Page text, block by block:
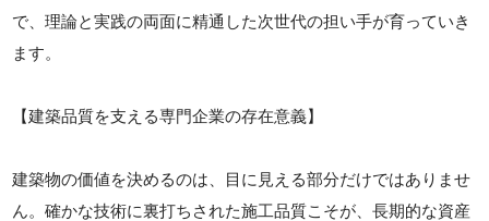
で、理論と実践の両面に精通した次世代の担い手が育っていき
ます。
【建築品質を支える専門企業の存在意義】
建築物の価値を決めるのは、目に見える部分だけではありませ
ん。確かな技術に裏打ちされた施工品質こそが、長期的な資産